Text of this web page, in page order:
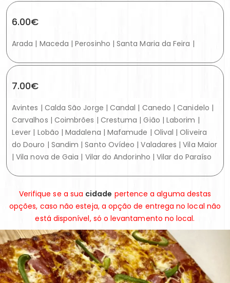
6.00€
Arada | Maceda | Perosinho | Santa Maria da Feira |
7.00€
Avintes | Calda São Jorge | Candal | Canedo | Canidelo |
Carvalhos | Coimbrões | Crestuma | Gião | Laborim |
Lever | Lobão | Madalena | Mafamude | Olival | Oliveira
do Douro | Sandim | Santo Ovídeo | Valadares | Vila Maior
| Vila nova de Gaia | Vilar do Andorinho | Vilar do Paraíso
Verifique se a sua cidade pertence a alguma destas
opções, caso não esteja, a opção de entrega no local não
está disponível, só o levantamento no local.